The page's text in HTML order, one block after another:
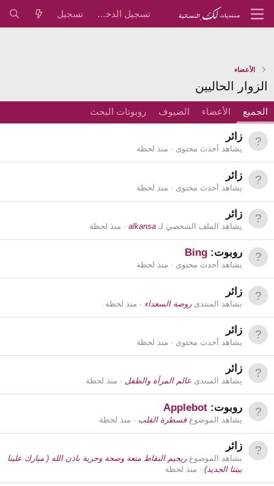
تسجيل الدخول تسجيل
الأعضاء
الزوار الحاليين
الجميع الأعضاء الضيوف روبوتات البحث
زائر
يشاهد أحدث محتوى منذ لحظة
زائر
يشاهد أحدث محتوى منذ لحظة
زائر
يشاهد الملف الشخصي لـ alkansa منذ لحظة
روبوت: Bing
يشاهد أحدث محتوى منذ لحظة
زائر
يشاهد المنتدى روضة السعداء منذ لحظة
زائر
يشاهد أحدث محتوى منذ لحظة
زائر
يشاهد المنتدى عالم المرأة والطفل منذ لحظة
روبوت: Applebot
يشاهد الموضوعقسطرة القلب منذ لحظة
زائر
يشاهد الموضوع ريجيم النقاط متعة وصحة وحرية باذن الله ( مبارك علينا
بيتنا الجديد)
منذ لحظة